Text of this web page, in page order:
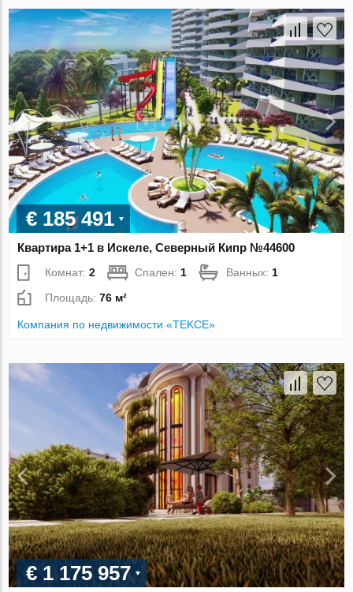
€ 185 491
Квартира 1+1 в Искеле, Северный Кипр №44600
Комнат:2 Спален: 1 Ванных: 1
Площадь:76 м²
Компания по недвижимости «TEKCE»
€ 1 175 957